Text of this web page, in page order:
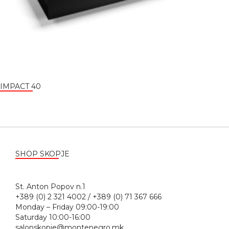
IMPACT 40
SHOP SKOPJE
St. Anton Popov n.1
+389 (0) 2 321 4002 / +389 (0) 71 367 666
Monday – Friday 09:00-19:00
Saturday 10:00-16:00